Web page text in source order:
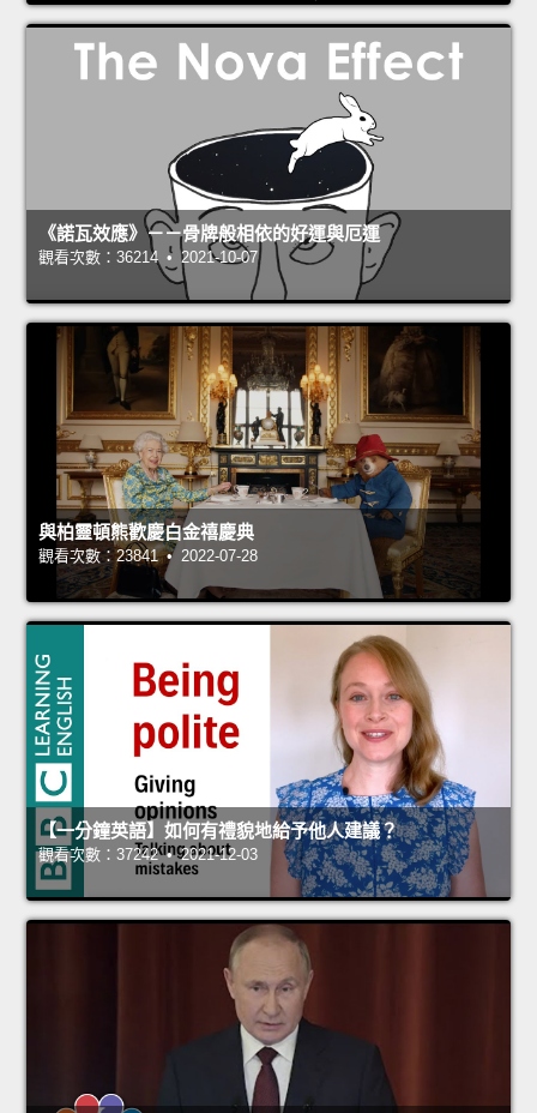
《諾瓦效應》－－骨牌般相依的好運與厄運
觀看次數：36214 • 2021-10-07
與柏靈頓熊歡慶白金禧慶典
觀看次數：23841 • 2022-07-28
【一分鐘英語】如何有禮貌地給予他人建議？
觀看次數：37242 • 2021-12-03